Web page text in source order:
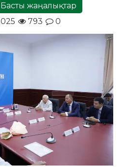
Басты жаңалықтар
793 0